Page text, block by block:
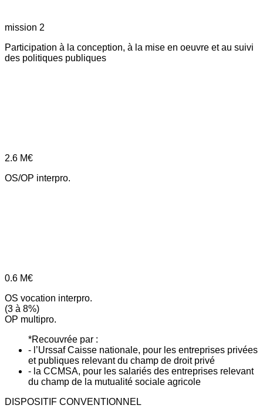
mission 2
Participation à la conception, à la mise en oeuvre et au suivi
des politiques publiques
2.6 M€
OS/OP interpro.
0.6 M€
OS vocation interpro.
(3 à 8%)
OP multipro.
*Recouvrée par :
- l’Urssaf Caisse nationale, pour les entreprises privées
et publiques relevant du champ de droit privé
- la CCMSA, pour les salariés des entreprises relevant
du champ de la mutualité sociale agricole
DISPOSITIF CONVENTIONNEL